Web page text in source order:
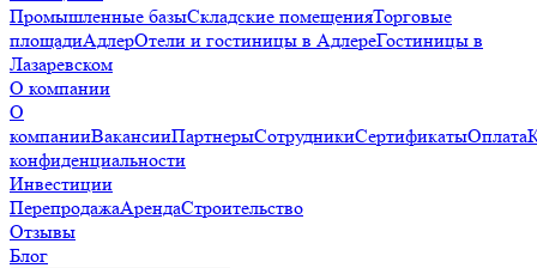
Промышленные базыСкладские помещенияТорговые
площадиАдлерОтели и гостиницы в АдлереГостиницы в
Лазаревском
О компании
О
компанииВакансииПартнерыСотрудникиСертификатыОплата
конфиденциальности
Инвестиции
ПерепродажаАрендаСтроительство
Отзывы
Блог